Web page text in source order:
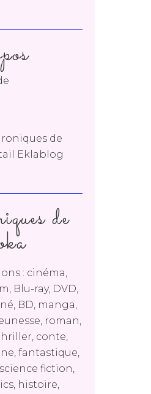
de
: cinéma,
Blu-ray, DVD,
BD, manga,
roman,
conte,
fantastique,
fiction,
histoire,
de
Eklablog